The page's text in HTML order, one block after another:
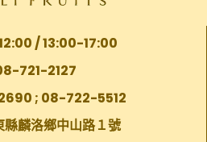
/ 13:00-17:00
721-2127
; 08-722-5512
麟洛鄉中山路１號